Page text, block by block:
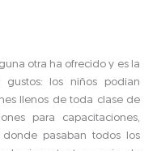
otra ha ofrecido y es la
los niños podían
llenos de toda clase de
para capacitaciones,
pasaban todos los